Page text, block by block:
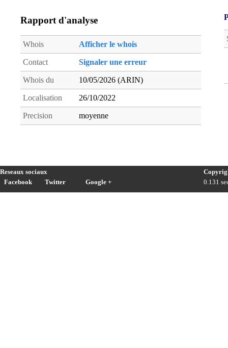
Rapport d'analyse
Whois Afficher le whois
Contact Signaler une erreur
Whois du 10/05/2026 (ARIN)
Localisation 26/10/2022
Precision moyenne
Reseaux sociaux
Facebook
Twitter Google +
0.131